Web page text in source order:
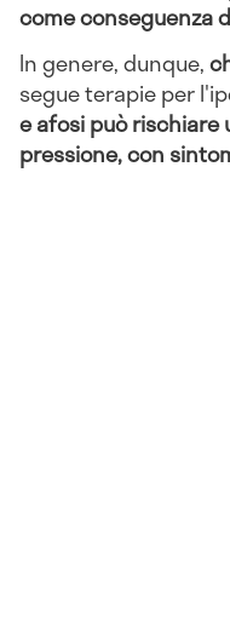
come conseguenza
In genere, dunque,
segue terapie per
e afosi può rischiare
pressione, con